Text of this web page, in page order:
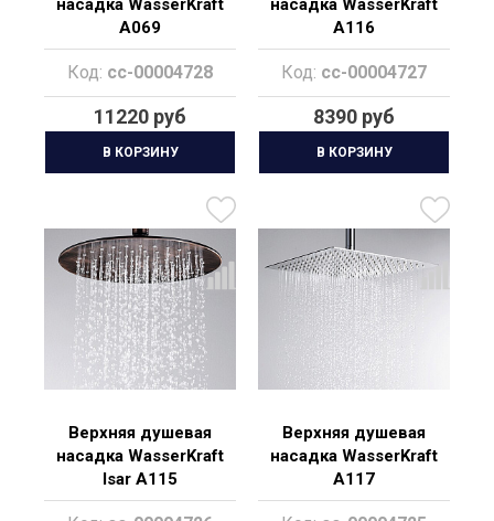
насадка WasserKraft
A069
Код: cc-00004728
11220 руб
В КОРЗИНУ
насадка WasserKraft
A116
Код: cc-00004727
8390 руб
В КОРЗИНУ
Верхняя душевая
насадка WasserKraft
Isar A115
Верхняя душевая
насадка WasserKraft
A117